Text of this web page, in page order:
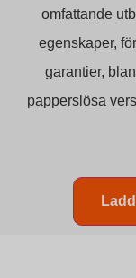
omfattande
egenskaper,
garantier,
papperslösa